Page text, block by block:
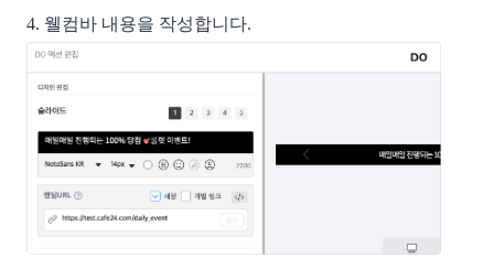
4. 웰컴바 내용을 작성합니다.